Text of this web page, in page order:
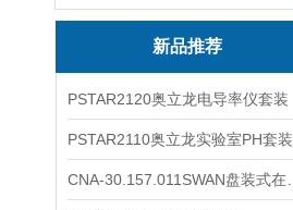
新品推荐
PSTAR2120奥立龙电导率仪套装
PSTAR2110奥立龙实验室PH套装